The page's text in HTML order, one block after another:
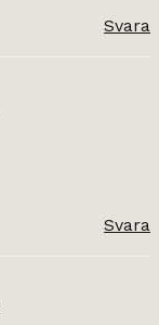
Svara
Svara